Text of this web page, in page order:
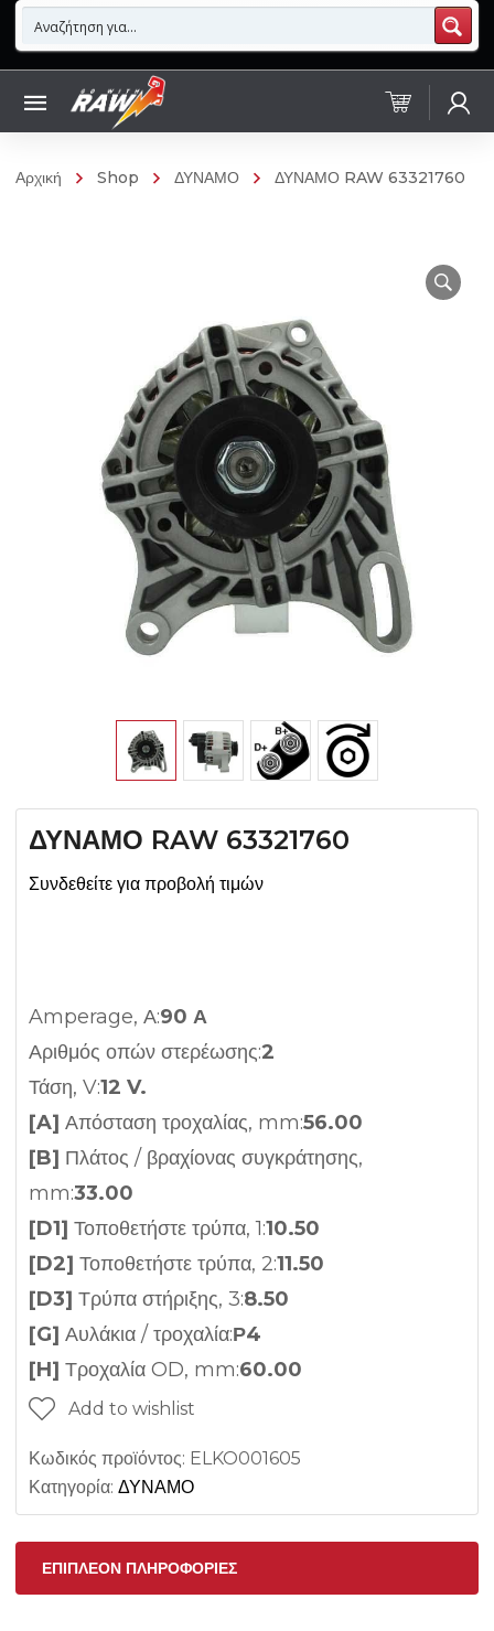
Αρχική Shop ΔΥΝΑΜΟ ΔΥΝΑΜΟ RAW 63321760
ΔΥΝΑΜΟ RAW 63321760
Συνδεθείτε για προβολή τιμών
Amperage, Α:90 Α
Αριθμός οπών στερέωσης:2
Τάση, V:12 V.
[A] Απόσταση τροχαλίας, mm:56.00
[B] Πλάτος / βραχίονας συγκράτησης,
mm:33.00
[D1] Τοποθετήστε τρύπα, 1:10.50
[D2] Τοποθετήστε τρύπα, 2:11.50
[D3] Τρύπα στήριξης, 3:8.50
[G] Αυλάκια / τροχαλία:Ρ4
[H] Τροχαλία OD, mm:60.00
Add to wishlist
Κωδικός προϊόντος: ELKO001605
Κατηγορία: ΔΥΝΑΜΟ
ΕΠΙΠΛΈΟΝ ΠΛΗΡΟΦΟΡΊΕΣ